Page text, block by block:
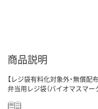
商品説明
【レジ袋有料化対象外・無償
弁当用レジ袋（バイオマスマー